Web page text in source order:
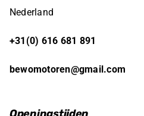
Nederland
+31(0) 616 681 891
bewomotoren@gmail.com